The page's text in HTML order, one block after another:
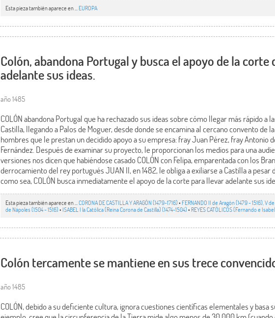
Esta pieza también aparece en ... EUROPA
Colón, abandona Portugal y busca el apoyo de la
adelante sus ideas.
año 1485
COLÓN abandona Portugal que ha rechazado sus ideas sobre cómo llegar más rápido a
Castilla, llegando a Palos de Moguer, desde donde se encamina al cercano convento de
hombres que le prestan un decidido apoyo a su empresa: fray Juan Pérez, fray Antonio
Fernández. Después de examinar su proyecto, le proporcionan los medios para una
versiones nos dicen que habiéndose casado COLÓN con Felipa, emparentada con los
derrocamiento del rey portugués JUAN II, en 1482, le obliga a exiliarse a Castilla a pesar
como sea, COLÓN busca inmediatamente el apoyo de la corte para llevar adelante sus
Esta pieza también aparece en ...CORONA DE CASTILLA Y ARAGÓN (1479-1716)• FERNANDO II de Aragón (1479 - 1516), V
de Nápoles (1504 - 1516)• ISABEL I la Católica (Reina Corona de Castilla) (1474-1504)• REYES CATÓLICOS (Fernando e
Colón tercamente se mantiene en sus trece
año 1485
COLÓN, debido a su deficiente cultura, ignora cuestiones científicas elementales y